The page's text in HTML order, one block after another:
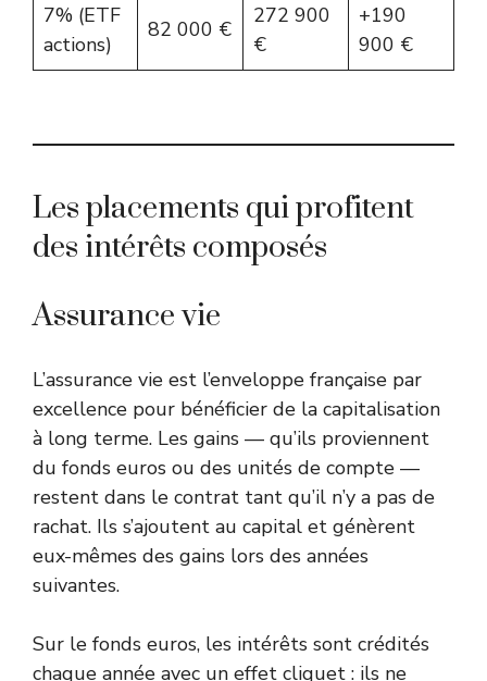
7% (ETF
actions)
82 000 €
272 900
€
+190
900 €
Les placements qui profitent
des intérêts composés
Assurance vie
L’assurance vie est l’enveloppe française par
excellence pour bénéficier de la capitalisation
à long terme. Les gains — qu’ils proviennent
du fonds euros ou des unités de compte —
restent dans le contrat tant qu’il n’y a pas de
rachat. Ils s’ajoutent au capital et génèrent
eux-mêmes des gains lors des années
suivantes.
Sur le fonds euros, les intérêts sont crédités
chaque année avec un effet cliquet : ils ne